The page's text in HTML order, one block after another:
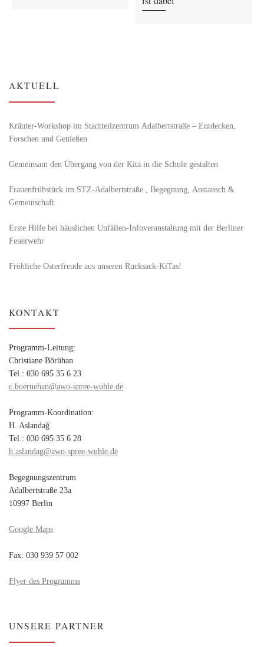
AKTUELL
Kräuter-Workshop im Stadtteilzentrum Adalbertstraße – Entdecken,
Forschen und Genießen
Gemeinsam den Übergang von der Kita in die Schule gestalten
Frauenfrühstück im STZ-Adalbertstraße , Begegnung, Austausch &
Gemeinschaft
Erste Hilfe bei häuslichen Unfällen-Infoveranstaltung mit der Berliner
Feuerwehr
Fröhliche Osterfreude aus unseren Rucksack-KiTas!
KONTAKT
Programm-Leitung:
Christiane Börühan
Tel.: 030 695 35 6 23
c.boeruehan@awo-spree-wuhle.de
Programm-Koordination:
H. Aslandağ
Tel.: 030 695 35 6 28
h.aslandag@awo-spree-wuhle.de
Begegnungszentrum
Adalbertstraße 23a
10997 Berlin
Google Maps
Fax: 030 939 57 002
Flyer des Programms
UNSERE PARTNER